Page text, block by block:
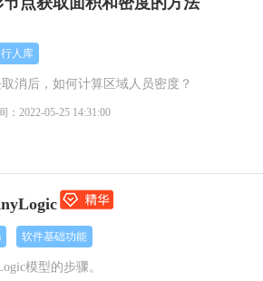
行人库
取消后，如何计算区域人员密度？
2022-05-25 14:31:00
软件基础功能
模型的步骤。